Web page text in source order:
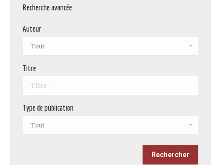
Recherche avancée
Auteur
Titre
Type de publication